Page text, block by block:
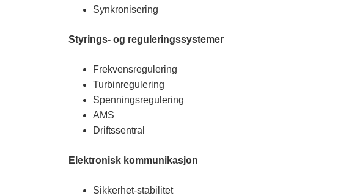
Synkronisering
Styrings- og reguleringssystemer
Frekvensregulering
Turbinregulering
Spenningsregulering
AMS
Driftssentral
Elektronisk kommunikasjon
Sikkerhet-stabilitet